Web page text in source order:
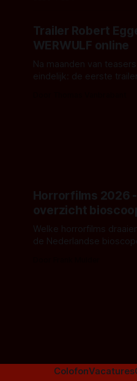
Trailer Robert
WERWULF online
Na maanden van
eindelijk: de eerste
Horrorfilms 2026
overzicht
Welke horrorfilms
de Nederlandse
ColofonVacatures